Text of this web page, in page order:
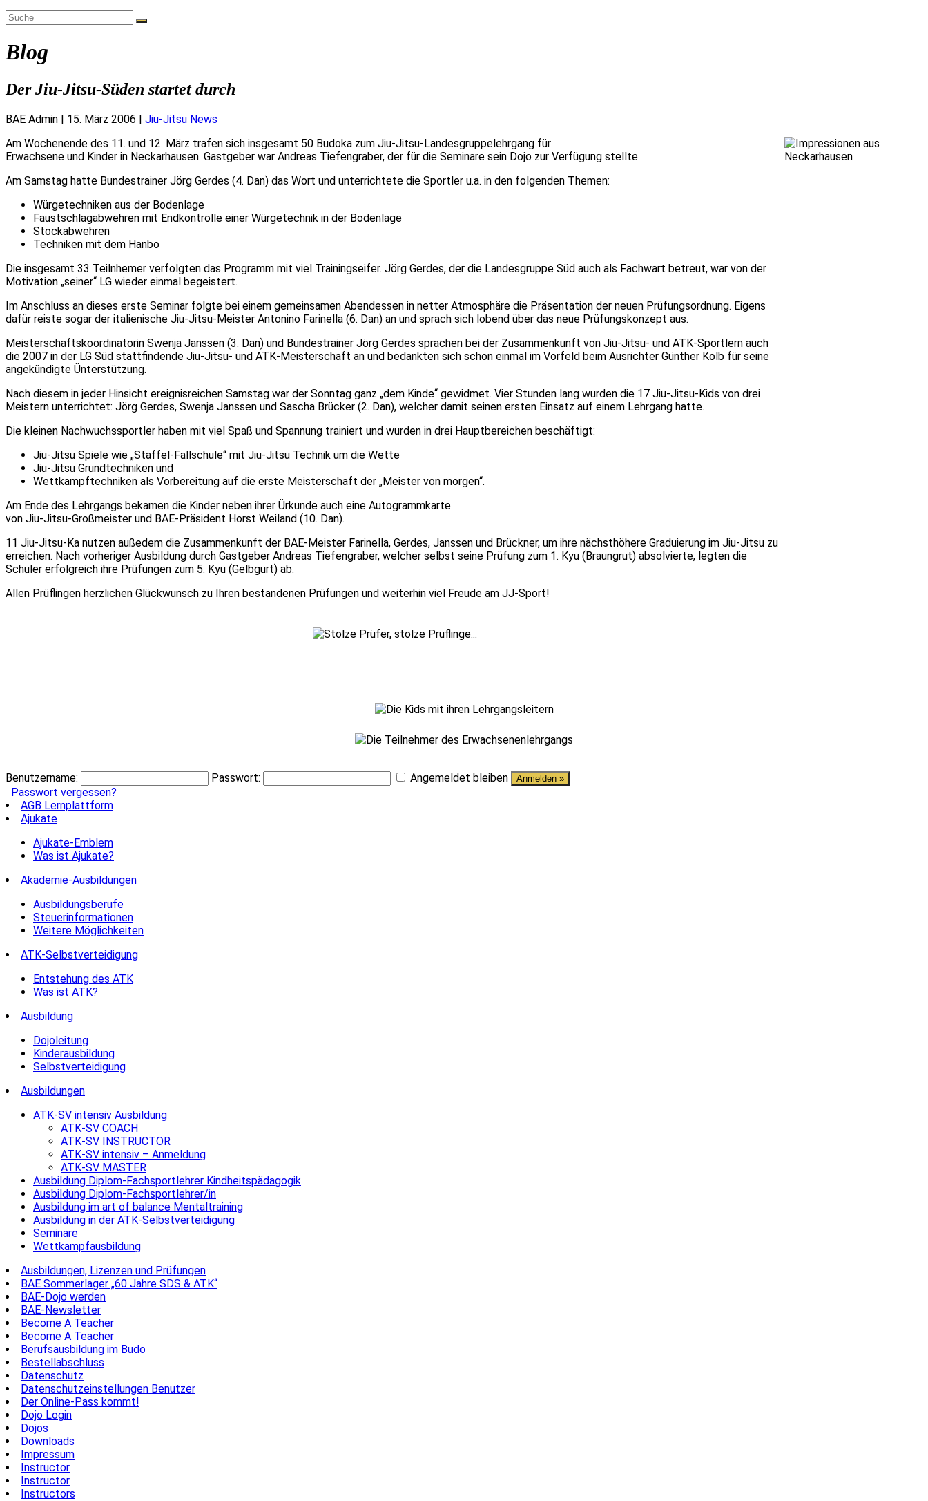
Blog
Der Jiu-Jitsu-Süden startet durch
BAE Admin | 15. März 2006 | Jiu-Jitsu News
Am Wochenende des 11. und 12. März trafen sich insgesamt 50 Budoka zum Jiu-Jitsu-Landesgruppelehrgang für
Erwachsene und Kinder in Neckarhausen. Gastgeber war Andreas Tiefengraber, der für die Seminare sein Dojo zur Verfügung stellte.
Am Samstag hatte Bundestrainer Jörg Gerdes (4. Dan) das Wort und unterrichtete die Sportler u.a. in den folgenden Themen:
Würgetechniken aus der Bodenlage
Faustschlagabwehren mit Endkontrolle einer Würgetechnik in der Bodenlage
Stockabwehren
Techniken mit dem Hanbo
Die insgesamt 33 Teilnhemer verfolgten das Programm mit viel Trainingseifer. Jörg Gerdes, der die Landesgruppe Süd auch als Fachwart betreut, war von der
Motivation „seiner“ LG wieder einmal begeistert.
Im Anschluss an dieses erste Seminar folgte bei einem gemeinsamen Abendessen in netter Atmosphäre die Präsentation der neuen Prüfungsordnung. Eigens
dafür reiste sogar der italienische Jiu-Jitsu-Meister Antonino Farinella (6. Dan) an und sprach sich lobend über das neue Prüfungskonzept aus.
Meisterschaftskoordinatorin Swenja Janssen (3. Dan) und Bundestrainer Jörg Gerdes sprachen bei der Zusammenkunft von Jiu-Jitsu- und ATK-Sportlern auch
die 2007 in der LG Süd stattfindende Jiu-Jitsu- und ATK-Meisterschaft an und bedankten sich schon einmal im Vorfeld beim Ausrichter Günther Kolb für seine
angekündigte Ünterstützung.
Nach diesem in jeder Hinsicht ereignisreichen Samstag war der Sonntag ganz „dem Kinde“ gewidmet. Vier Stunden lang wurden die 17 Jiu-Jitsu-Kids von drei
Meistern unterrichtet: Jörg Gerdes, Swenja Janssen und Sascha Brücker (2. Dan), welcher damit seinen ersten Einsatz auf einem Lehrgang hatte.
Die kleinen Nachwuchssportler haben mit viel Spaß und Spannung trainiert und wurden in drei Hauptbereichen beschäftigt:
Jiu-Jitsu Spiele wie „Staffel-Fallschule“ mit Jiu-Jitsu Technik um die Wette
Jiu-Jitsu Grundtechniken und
Wettkampftechniken als Vorbereitung auf die erste Meisterschaft der „Meister von morgen“.
Am Ende des Lehrgangs bekamen die Kinder neben ihrer Ürkunde auch eine Autogrammkarte
von Jiu-Jitsu-Großmeister und BAE-Präsident Horst Weiland (10. Dan).
11 Jiu-Jitsu-Ka nutzen außedem die Zusammenkunft der BAE-Meister Farinella, Gerdes, Janssen und Brückner, um ihre nächsthöhere Graduierung im Jiu-Jitsu zu
erreichen. Nach vorheriger Ausbildung durch Gastgeber Andreas Tiefengraber, welcher selbst seine Prüfung zum 1. Kyu (Braungrut) absolvierte, legten die
Schüler erfolgreich ihre Prüfungen zum 5. Kyu (Gelbgurt) ab.
Allen Prüflingen herzlichen Glückwunsch zu Ihren bestandenen Prüfungen und weiterhin viel Freude am JJ-Sport!
Benutzername: Passwort:
Angemeldet bleiben
Passwort vergessen?
AGB Lernplattform
Ajukate
Ajukate-Emblem
Was ist Ajukate?
Akademie-Ausbildungen
Ausbildungsberufe
Steuerinformationen
Weitere Möglichkeiten
ATK-Selbstverteidigung
Entstehung des ATK
Was ist ATK?
Ausbildung
Dojoleitung
Kinderausbildung
Selbstverteidigung
Ausbildungen
ATK-SV intensiv Ausbildung
ATK-SV COACH
ATK-SV INSTRUCTOR
ATK-SV intensiv – Anmeldung
ATK-SV MASTER
Ausbildung Diplom-Fachsportlehrer Kindheitspädagogik
Ausbildung Diplom-Fachsportlehrer/in
Ausbildung im art of balance Mentaltraining
Ausbildung in der ATK-Selbstverteidigung
Seminare
Wettkampfausbildung
Ausbildungen, Lizenzen und Prüfungen
BAE Sommerlager „60 Jahre SDS & ATK“
BAE-Dojo werden
BAE-Newsletter
Become A Teacher
Become A Teacher
Berufsausbildung im Budo
Bestellabschluss
Datenschutz
Datenschutzeinstellungen Benutzer
Der Online-Pass kommt!
Dojo Login
Dojos
Downloads
Impressum
Instructor
Instructor
Instructors